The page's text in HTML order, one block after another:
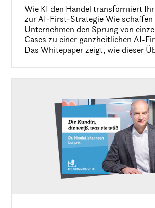
Wie KI den Handel transformiert
zur AI-First-Strategie Wie schaffen
Unternehmen den Sprung von
Cases zu einer ganzheitlichen AI-
Das Whitepaper zeigt, wie dieser